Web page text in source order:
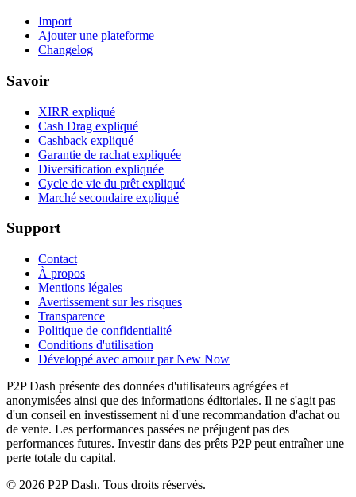
Import
Ajouter une plateforme
Changelog
Savoir
XIRR expliqué
Cash Drag expliqué
Cashback expliqué
Garantie de rachat expliquée
Diversification expliquée
Cycle de vie du prêt expliqué
Marché secondaire expliqué
Support
Contact
À propos
Mentions légales
Avertissement sur les risques
Transparence
Politique de confidentialité
Conditions d'utilisation
Développé avec amour par New Now
P2P Dash présente des données d'utilisateurs agrégées et
anonymisées ainsi que des informations éditoriales. Il ne s'agit pas
d'un conseil en investissement ni d'une recommandation d'achat ou
de vente. Les performances passées ne préjugent pas des
performances futures. Investir dans des prêts P2P peut entraîner une
perte totale du capital.
© 2026 P2P Dash. Tous droits réservés.